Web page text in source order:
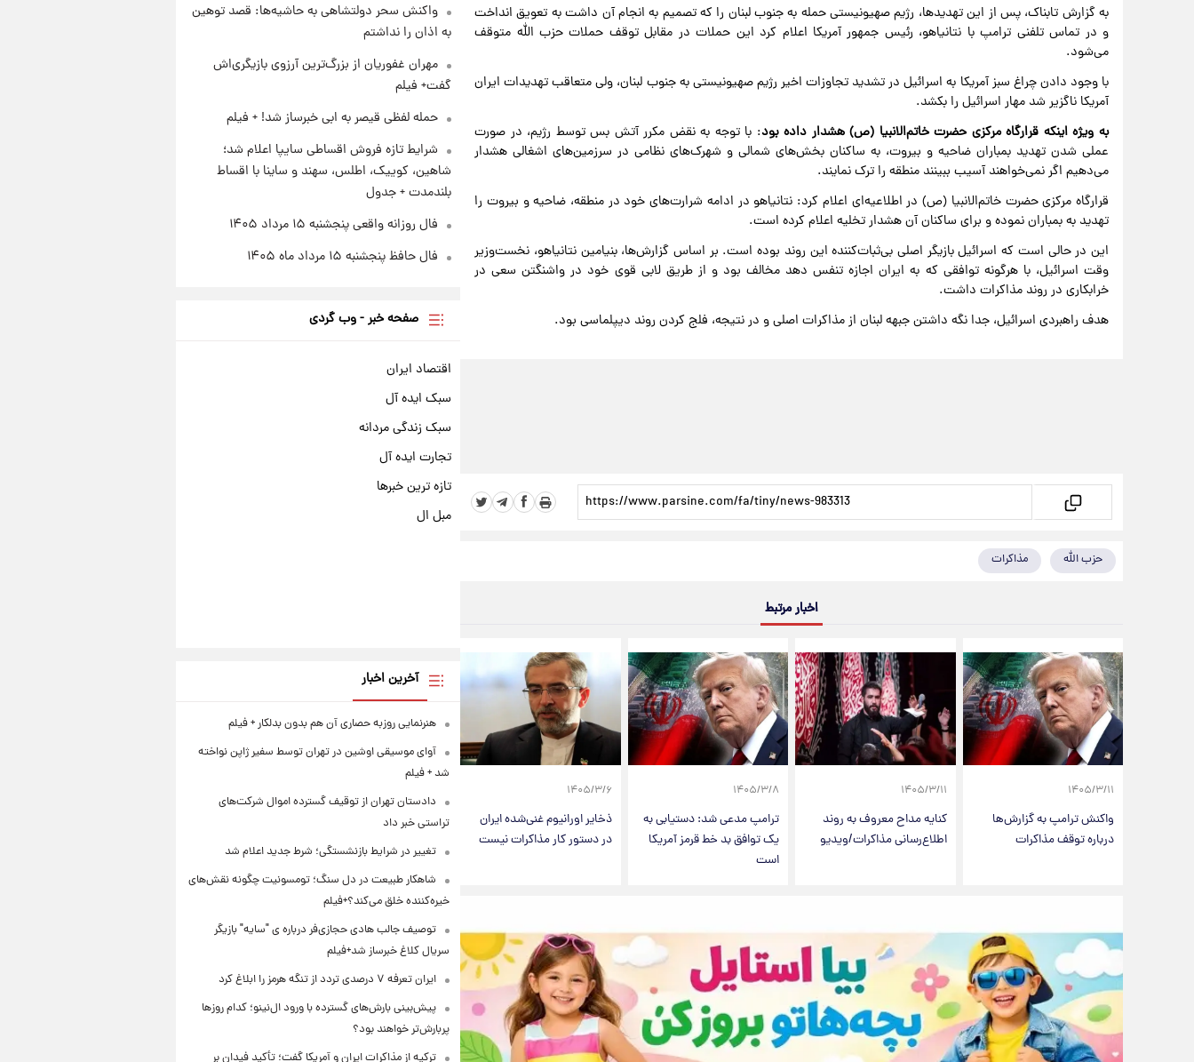
به گزارش تابناک، پس از این تهدیدها، رژیم صهیونیستی حمله به جنوب لبنان را که تصمیم به انجام آن داشت به تعویق انداخت
و در تماس تلفنی ترامپ با نتانیاهو، رئیس جمهور آمریکا اعلام کرد این حملات در مقابل توقف حملات حزب الله متوقف
می‌شود.
با وجود دادن چراغ سبز آمریکا به اسرائیل در تشدید تجاوزات اخیر رژیم صهیونیستی به جنوب لبنان، ولی متعاقب تهدیدات ایران
آمریکا ناگزیر شد مهار اسرائیل را بکشد.
به ویژه اینکه قرارگاه مرکزی حضرت خاتم‌الانبیا (ص) هشدار داده بود: با توجه به نقض مکرر آتش بس توسط رژیم، در صورت
عملی شدن تهدید بمباران ضاحیه و بیروت، به ساکنان بخش‌های شمالی و شهرک‌های نظامی در سرزمین‌های اشغالی هشدار
می‌دهیم اگر نمی‌خواهند آسیب ببینند منطقه را ترک نمایند.
قرارگاه مرکزی حضرت خاتم‌الانبیا (ص) در اطلاعیه‌ای اعلام کرد: نتانیاهو در ادامه شرارت‌های خود در منطقه، ضاحیه و بیروت را
تهدید به بمباران نموده و برای ساکنان آن هشدار تخلیه اعلام کرده است.
این در حالی است که اسرائیل بازیگر اصلی بی‌ثبات‌کننده این روند بوده است. بر اساس گزارش‌ها، بنیامین نتانیاهو، نخست‌وزیر
وقت اسرائیل، با هرگونه توافقی که به ایران اجازه تنفس دهد مخالف بود و از طریق لابی قوی خود در واشنگتن سعی در
خرابکاری در روند مذاکرات داشت.
هدف راهبردی اسرائیل، جدا نگه داشتن جبهه لبنان از مذاکرات اصلی و در نتیجه، فلج کردن روند دیپلماسی بود.
حزب الله مذاکرات
اخبار مرتبط
۱۴۰۵/۳/۱۱
واکنش ترامپ به گزارش‌ها
درباره توقف مذاکرات
۱۴۰۵/۳/۱۱
کنایه مداح معروف به روند
اطلاع‌رسانی مذاکرات/ویدیو
۱۴۰۵/۳/۸
ترامپ مدعی شد: دستیابی به
یک توافق بد خط قرمز آمریکا
است
۱۴۰۵/۳/۶
ذخایر اورانیوم غنی‌شده ایران
در دستور کار مذاکرات نیست
واکنش سحر دولتشاهی به حاشیه‌ها: قصد توهین
به اذان را نداشتم
مهران غفوریان از بزرگ‌ترین آرزوی بازیگری‌اش
گفت+ فیلم
حمله لفظی قیصر به ابی خبرساز شد! + فیلم
شرایط تازه فروش اقساطی سایپا اعلام شد؛
شاهین، کوییک، اطلس، سهند و ساینا با اقساط
بلندمدت + جدول
فال روزانه واقعی پنجشنبه ۱۵ مرداد ۱۴۰۵
فال حافظ پنجشنبه ۱۵ مرداد ماه ۱۴۰۵
صفحه خبر - وب گردی
اقتصاد ایران
سبک ایده آل
سبک زندگی مردانه
تجارت ایده آل
تازه ترین خبرها
مبل ال
آخرین اخبار
هنرنمایی روزبه حصاری آن هم بدون بدلکار + فیلم
آوای موسیقی اوشین در تهران توسط سفیر ژاپن نواخته
شد + فیلم
دادستان تهران از توقیف گسترده اموال شرکت‌های
تراستی خبر داد
تغییر در شرایط بازنشستگی؛ شرط جدید اعلام شد
شاهکار طبیعت در دل سنگ؛ تومسونیت چگونه نقش‌های
خیره‌کننده خلق می‌کند؟+فیلم
توصیف جالب هادی حجازی‌فر درباره ی "سایه" بازیگر
سریال کلاغ خبرساز شد+فیلم
ایران تعرفه ۷ درصدی تردد از تنگه هرمز را ابلاغ کرد
پیش‌بینی بارش‌های گسترده با ورود ال‌نینو؛ کدام روزها
پربارش‌تر خواهند بود؟
ترکیه از مذاکرات ایران و آمریکا گفت؛ تأکید فیدان بر